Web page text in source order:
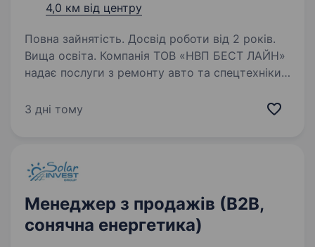
4,0 км від центру
Повна зайнятість. Досвід роботи від 2 років.
Вища освіта. Компанія ТОВ «НВП БЕСТ ЛАЙН»
надає послуги з ремонту авто та спецтехніки
енергійного та амбітного кандидата на посаду
3 дні тому
Менеджер з продажів (В2В,
сонячна енергетика)